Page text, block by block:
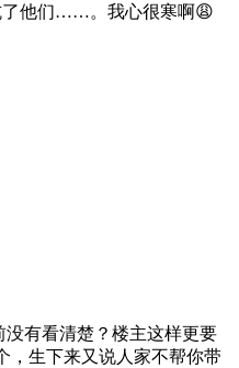
了他们……。我心很寒啊😩
有看清楚？楼主这样更要
，生下来又说人家不帮你带